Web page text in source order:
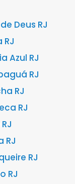
Deus RJ
Azul RJ
RJ
RJ
RJ
RJ
RJ
RJ